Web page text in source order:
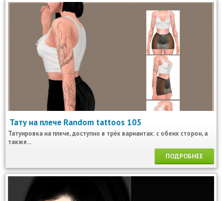
Тату на плече Random tattoos 105
Татуировка на плече, доступно в трёх вариантах: с обеих сторон, а
также...
ПОДРОБНЕЕ